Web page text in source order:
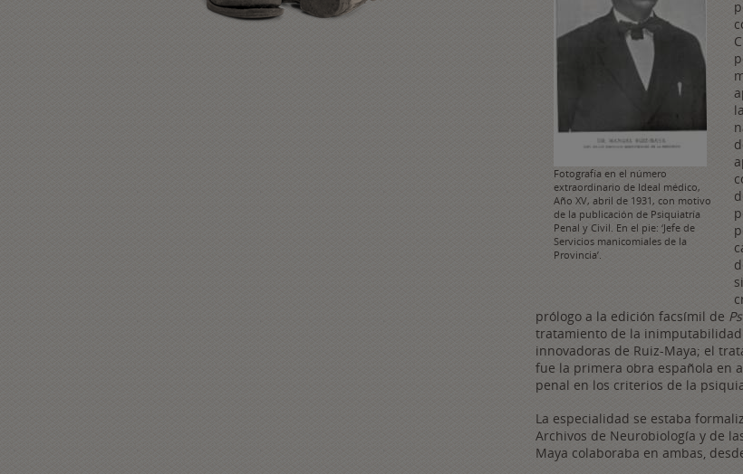
Fotografía en el número
extraordinario de Ideal médico,
Año XV, abril de 1931, con motivo
de la publicación de Psiquiatría
Penal y Civil. En el pie: ‘Jefe de
Servicios manicomiales de la
Provincia’.
prólogo a la edición facsímil de
tratamiento de la
innovadoras de Ruiz-Maya; el
fue la primera obra española en
penal en los criterios de la
La especialidad se estaba
Archivos de Neurobiología y de
Maya colaboraba en ambas,